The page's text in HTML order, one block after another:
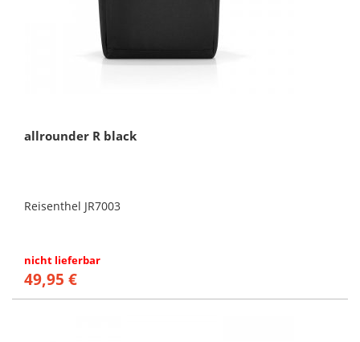
allrounder R black
Reisenthel JR7003
nicht lieferbar
49,95 €